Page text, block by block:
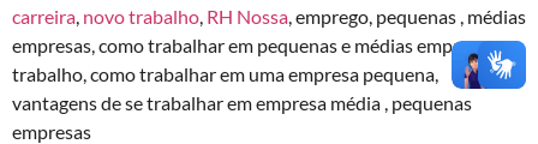
carreira novo trabalho RH Nossa , emprego, pequenas , médias
empresas, como trabalhar em pequenas e médias empresas,
trabalho, como trabalhar em uma empresa pequena,
vantagens de se trabalhar em empresa média , pequenas
empresas